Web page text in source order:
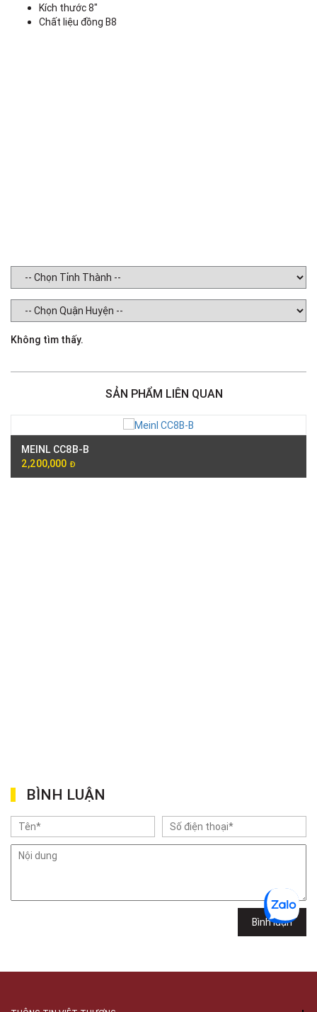
Kích thước 8"
Chất liệu đồng B8
Không tìm thấy.
SẢN PHẨM LIÊN QUAN
MEINL CC8B-B
2,200,000 Đ
BÌNH LUẬN
Bình luận